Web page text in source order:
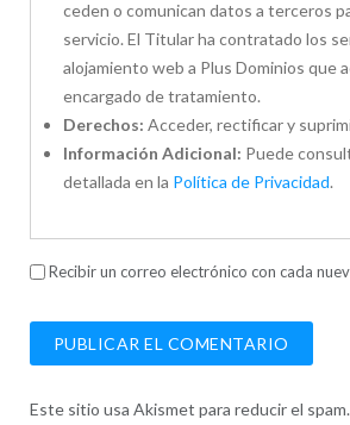
ceden o comunican datos a terceros
servicio. El Titular ha contratado los
alojamiento web a Plus Dominios que
encargado de tratamiento.
Derechos: Acceder, rectificar y
Información Adicional: Puede
detallada en la Política de Privacidad.
Recibir un correo electrónico con cada
Este sitio usa Akismet para reducir el spam.